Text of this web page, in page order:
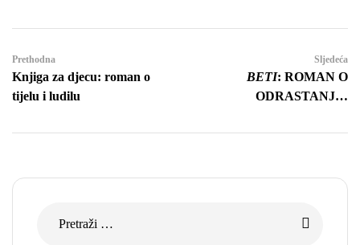
Prethodna
Knjiga za djecu: roman o
tijelu i ludilu
Sljedeća
BETI: ROMAN O
ODRASTANJU,
I LJEPOTI